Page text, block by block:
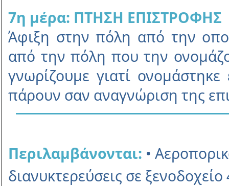
7η µέρα: ΠΤΗΣΗ ΕΠΙΣΤΡΟΦΗΣ
Άφιξη στην πόλη από την
από την πόλη που την
γνωρίζουµε γιατί
πάρουν σαν αναγνώριση της
Περιλαµβάνονται: •
διανυκτερεύσεις σε